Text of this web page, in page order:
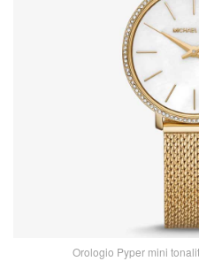
Orologio Pyper mini